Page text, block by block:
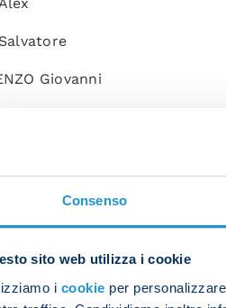
Consenso
sito web utilizza i cookie
i cookie per
Giovanni
Silva Duarte
Mathias
Leo